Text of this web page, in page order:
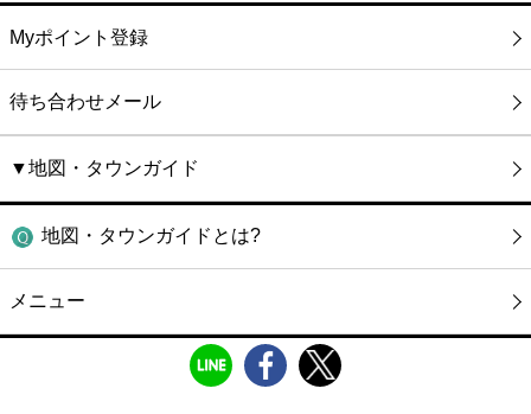
Myポイント登録
待ち合わせメール
▼地図・タウンガイド
地図・タウンガイドとは?
メニュー